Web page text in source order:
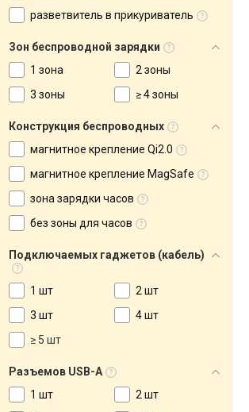
разветвитель в прикуриватель
Зон беспроводной зарядки
1 зона
2 зоны
3 зоны
≥ 4 зоны
Конструкция беспроводных
магнитное крепление Qi2.0
магнитное крепление MagSafe
зона зарядки часов
без зоны для часов
Подключаемых гаджетов (кабель)
1 шт
2 шт
3 шт
4 шт
≥ 5 шт
Разъемов USB-A
1 шт
2 шт